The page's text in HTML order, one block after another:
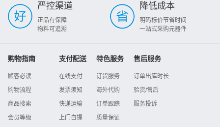
严控渠道
正品有保障
物料可追溯
降低成本
明码标价节省时间
一站式采购元器件
购物指南
顾客必读
购物流程
商品搜索
会员等级
支付配送
在线支付
发票须知
快递运输
上门自提
特色服务
订货服务
海外代购
订单跟踪
质量保证
售后服务
订单出库时长
验货/售后
服务投诉